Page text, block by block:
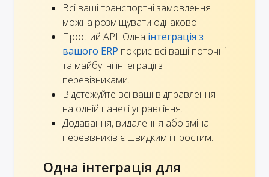
Всі ваші транспортні замовлення
можна розміщувати однаково.
Простий API: Одна інтеграція з
вашого ERP покриє всі ваші поточні
та майбутні інтеграції з
перевізниками.
Відстежуйте всі ваші відправлення
на одній панелі управління.
Додавання, видалення або зміна
перевізників є швидким і простим.
Одна інтеграція для